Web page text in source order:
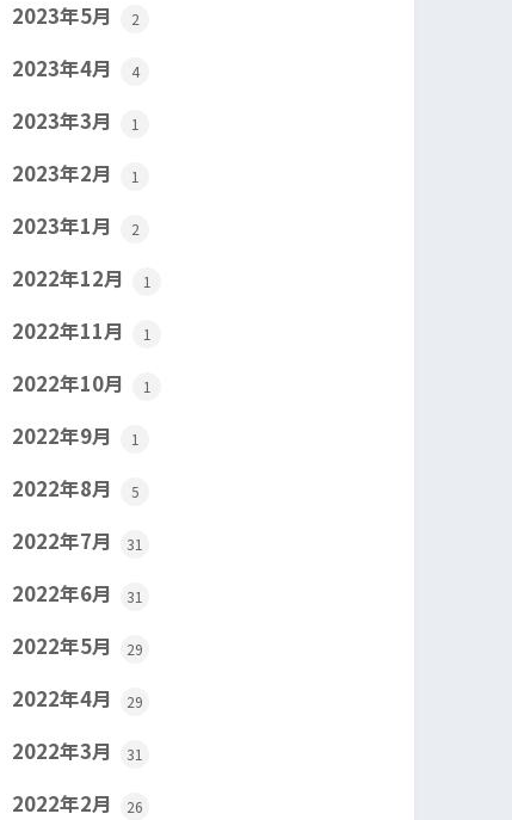
2023年5月 2
2023年4月 4
2023年3月 1
2023年2月 1
2023年1月 2
2022年12月 1
2022年11月 1
2022年10月 1
2022年9月 1
2022年8月 5
2022年7月 31
2022年6月 31
2022年5月 29
2022年4月 29
2022年3月 31
2022年2月 26